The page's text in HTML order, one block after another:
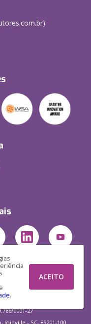
.
ACEITO
0001-27
- SC, 89201-100